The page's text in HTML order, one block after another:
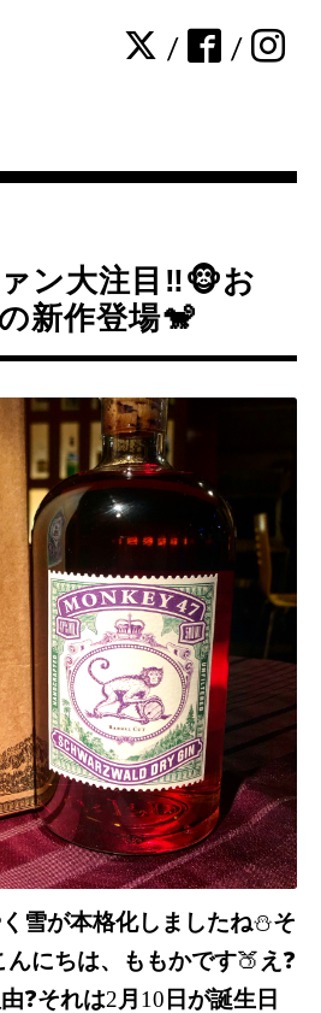
/ /
ン大注目‼️🐵お
新作登場🐒
雪が本格化しましたね⛄️そ
んにちは、ももかです🍑 え ❓
❓それは2月 10 日が誕生日